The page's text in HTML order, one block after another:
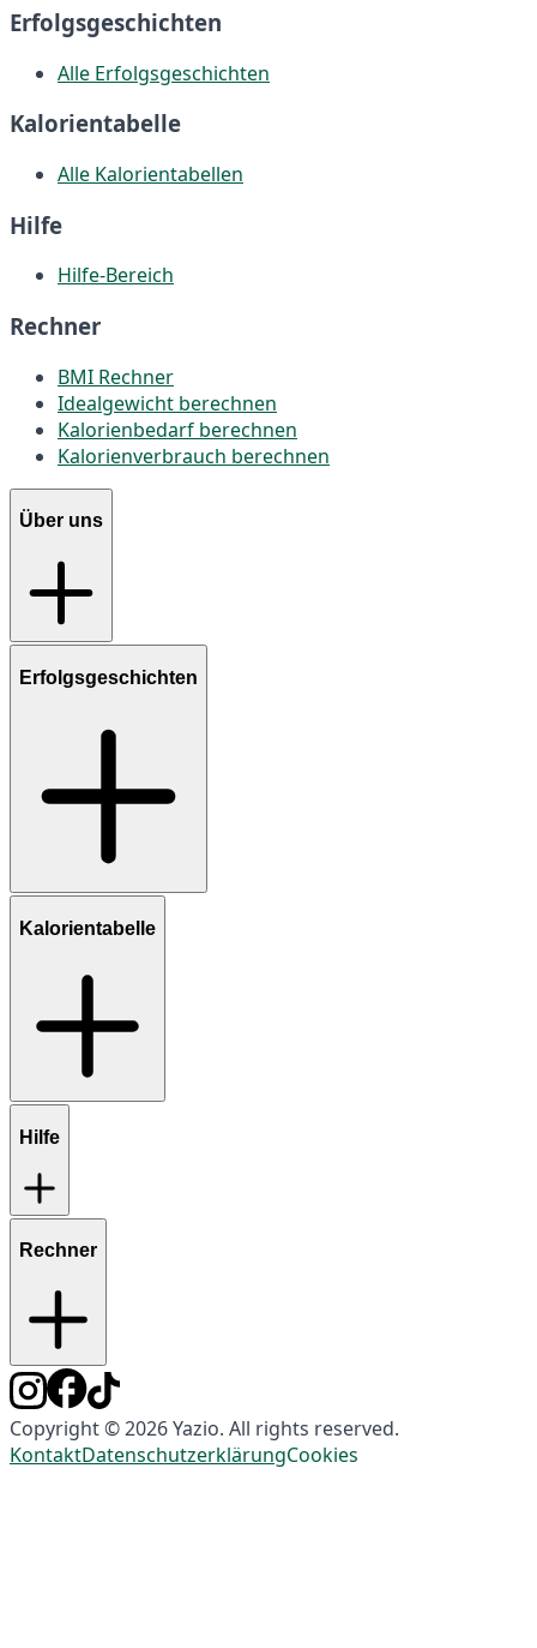
Erfolgsgeschichten
Alle Erfolgsgeschichten
Kalorientabelle
Alle Kalorientabellen
Hilfe
Hilfe-Bereich
Rechner
BMI Rechner
Idealgewicht berechnen
Kalorienbedarf berechnen
Kalorienverbrauch berechnen
Über uns
Erfolgsgeschichten
Kalorientabelle
Hilfe
Rechner
Copyright © 2026 Yazio. All rights reserved.
KontaktDatenschutzerklärungCookies